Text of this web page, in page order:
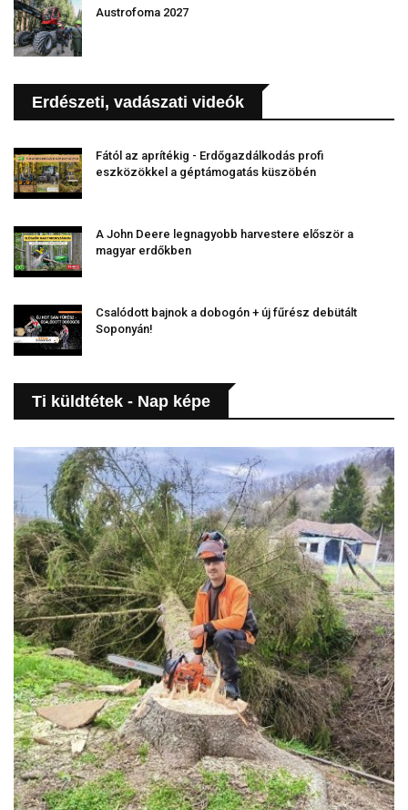
Austrofoma 2027
Erdészeti, vadászati videók
Fától az aprítékig - Erdőgazdálkodás profi
eszközökkel a géptámogatás küszöbén
A John Deere legnagyobb harvestere először a
magyar erdőkben
Csalódott bajnok a dobogón + új fűrész debütált
Soponyán!
Ti küldtétek - Nap képe